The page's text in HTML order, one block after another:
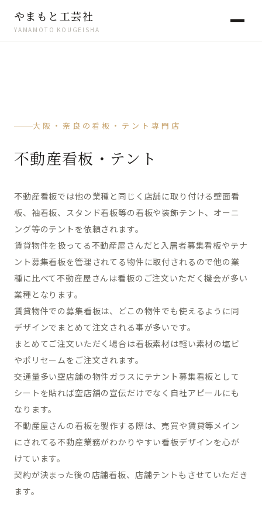
やまもと工芸社
YAMAMOTO KOUGEISHA
大阪・奈良の看板・テント専門店
不動産看板・テント
不動産看板では他の業種と同じく店舗に取り付ける壁面看
板、袖看板、スタンド看板等の看板や装飾テント、オーニ
ング等のテントを依頼されます。
賃貸物件を扱ってる不動産屋さんだと入居者募集看板やテナ
ント募集看板を管理されてる物件に取付されるので他の業
種に比べて不動産屋さんは看板のご注文いただく機会が多い
業種となります。
賃貸物件での募集看板は、どこの物件でも使えるように同
デザインでまとめて注文される事が多いです。
まとめてご注文いただく場合は看板素材は軽い素材の塩ビ
やポリセームをご注文されます。
交通量多い空店舗の物件ガラスにテナント募集看板として
シートを貼れば空店舗の宣伝だけでなく自社アピールにも
なります。
不動産屋さんの看板を製作する際は、売買や賃貸等メイン
にされてる不動産業務がわかりやすい看板デザインを心が
けています。
契約が決まった後の店舗看板、店舗テントもさせていただき
ます。